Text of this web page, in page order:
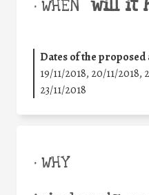
• WHEN will it
Dates of the proposed
19/11/2018, 20/11/2018,
23/11/2018
• WHY